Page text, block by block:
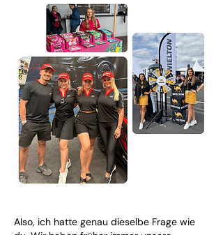
Also, ich hatte genau dieselbe Frage wie